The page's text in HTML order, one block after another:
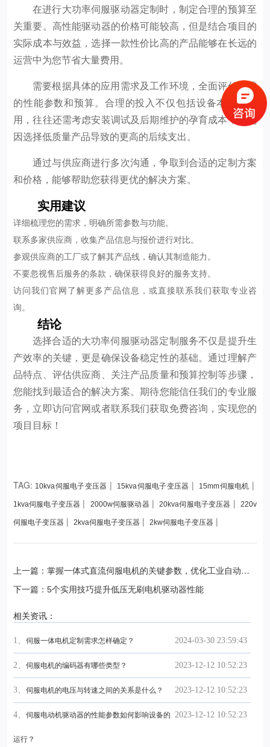
在进行大功率伺服驱动器定制时，制定合理的预算至
关重要。高性能驱动器的价格可能较高，但是结合项目的
实际成本与效益，选择一款性价比高的产品能够在长远的
运营中为您节省大量费用。
需要根据具体的应用需求及工作环境，全面评估所需
的性能参数和预算。合理的投入不仅包括设备本身的费
用，往往还需考虑安装调试及后期维护的孕育成本，避免
因选择低质量产品导致的更高的后续支出。
通过与供应商进行多次沟通，争取到合适的定制方案
和价格，能够帮助您获得更优的解决方案。
实用建议
详细梳理您的需求，明确所需参数与功能。
联系多家供应商，收集产品信息与报价进行对比。
参观供应商的工厂或了解其产品线，确认其制造能力。
不要忽视售后服务的条款，确保获得良好的服务支持。
访问我们官网了解更多产品信息，或直接联系我们获取专业咨
询。
结论
选择合适的大功率伺服驱动器定制服务不仅是提升生
产效率的关键，更是确保设备稳定性的基础。通过理解产
品特点、评估供应商、关注产品质量和预算控制等步骤，
您能找到最适合的解决方案。期待您能信任我们的专业服
务，立即访问官网或者联系我们获取免费咨询，实现您的
项目目标！
TAG: 10kva伺服电子变压器 | 15kva伺服电子变压器 | 15mm伺服电机 |
1kva伺服电子变压器 | 2000w伺服驱动器|20kva伺服电子变压器 |220v
伺服电子变压器 | 2kva伺服电子变压器 | 2kw伺服电子变压器 |
上一篇：掌握一体式直流伺服电机的关键参数，优化工业自动化
下一篇：5个实用技巧提升低压无刷电机驱动器性能
相关资讯：
2024-03-30 23:59:43
1、 伺服一体电机定制需求怎样确定？
2023-12-12 10:52:23
2、 伺服电机的编码器有哪些类型？
2023-12-12 10:52:23
3、 伺服电机的电压与转速之间的关系是什么？
2023-12-12 10:52:23
4、 伺服电动机驱动器的性能参数如何影响设备的
运行？